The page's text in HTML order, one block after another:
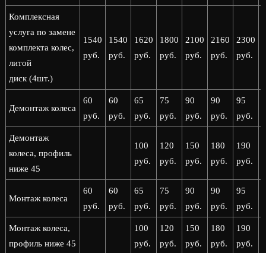
Комплексная
услуга по замене
комплекта колес,
литой
диск (4шт.)
1540
руб.
1540
руб.
1620
руб.
1800
руб.
2100
руб.
2160
руб.
2300
руб.
Демонтаж колеса
60
руб.
60
руб.
65
руб.
75
руб.
90
руб.
90
руб.
95
руб.
Демонтаж
колеса, профиль
ниже 45
100
руб.
120
руб.
150
руб.
180
руб.
190
руб.
Монтаж колеса
60
руб.
60
руб.
65
руб.
75
руб.
90
руб.
90
руб.
95
руб.
Монтаж колеса,
профиль ниже 45
100
руб.
120
руб.
150
руб.
180
руб.
190
руб.